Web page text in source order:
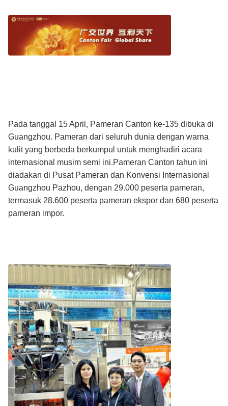
Pada tanggal 15 April, Pameran Canton ke-135 dibuka di
Guangzhou. Pameran dari seluruh dunia dengan warna
kulit yang berbeda berkumpul untuk menghadiri acara
internasional musim semi ini.Pameran Canton tahun ini
diadakan di Pusat Pameran dan Konvensi Internasional
Guangzhou Pazhou, dengan 29.000 peserta pameran,
termasuk 28.600 peserta pameran ekspor dan 680 peserta
pameran impor.